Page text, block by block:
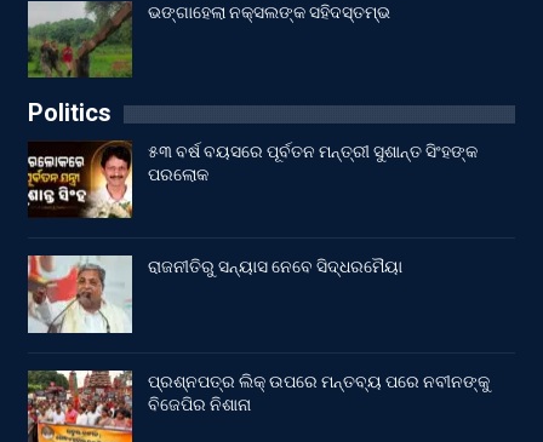
ଭଙ୍ଗାହେଲା ନକ୍ସଲଙ୍କ ସହିଦସ୍ତମ୍ଭ
Politics
୫୩ ବର୍ଷ ବୟସରେ ପୂର୍ବତନ ମନ୍ତ୍ରୀ ସୁଶାନ୍ତ ସିଂହଙ୍କ
ପରଲୋକ
ରାଜନୀତିରୁ ସନ୍ୟାସ ନେବେ ସିଦ୍ଧରମୈୟା
ପ୍ରଶ୍ନପତ୍ର ଲିକ୍ ଉପରେ ମନ୍ତବ୍ୟ ପରେ ନବୀନଙ୍କୁ
ବିଜେପିର ନିଶାନା